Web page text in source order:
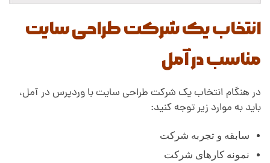
انتخاب یک شرکت طراحی سایت
مناسب در آمل
در هنگام انتخاب یک شرکت طراحی سایت با وردپرس در آمل،
باید به موارد زیر توجه کنید:
سابقه و تجربه شرکت
نمونه کارهای شرکت